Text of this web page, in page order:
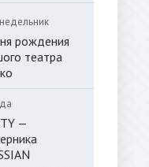
рождения
театра
—